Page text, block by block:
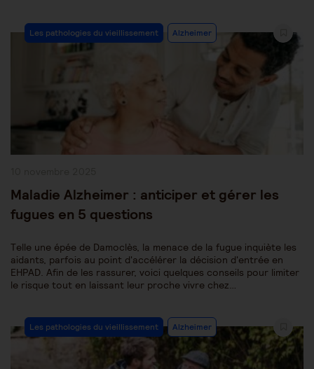
Post
Category:
Les pathologies du vieillissement Alzheimer
Maladie Alzheimer : anticiper et gérer les
fugues en 5 questions
Telle une épée de Damoclès, la menace de la fugue inquiète les
aidants, parfois au point d'accélérer la décision d'entrée en
EHPAD. Afin de les rassurer, voici quelques conseils pour limiter
le risque tout en laissant leur proche vivre chez…
Post
Category:
Les pathologies du vieillissement Alzheimer